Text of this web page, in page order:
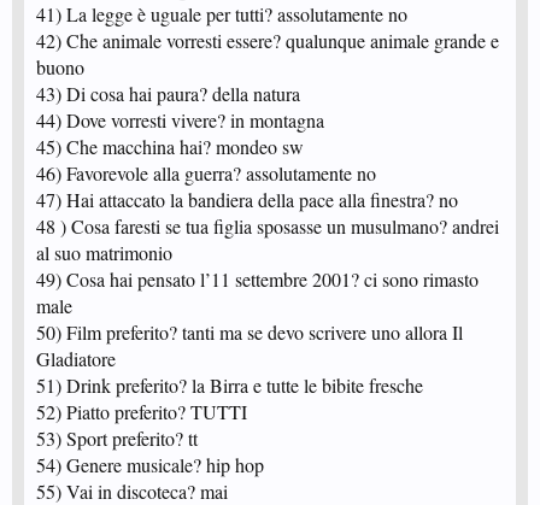
41) La legge è uguale per tutti? assolutamente no
42) Che animale vorresti essere? qualunque animale grande e
buono
43) Di cosa hai paura? della natura
44) Dove vorresti vivere? in montagna
45) Che macchina hai? mondeo sw
46) Favorevole alla guerra? assolutamente no
47) Hai attaccato la bandiera della pace alla finestra? no
48 ) Cosa faresti se tua figlia sposasse un musulmano? andrei
al suo matrimonio
49) Cosa hai pensato l’11 settembre 2001? ci sono rimasto
male
50) Film preferito? tanti ma se devo scrivere uno allora Il
Gladiatore
51) Drink preferito? la Birra e tutte le bibite fresche
52) Piatto preferito? TUTTI
53) Sport preferito? tt
54) Genere musicale? hip hop
55) Vai in discoteca? mai